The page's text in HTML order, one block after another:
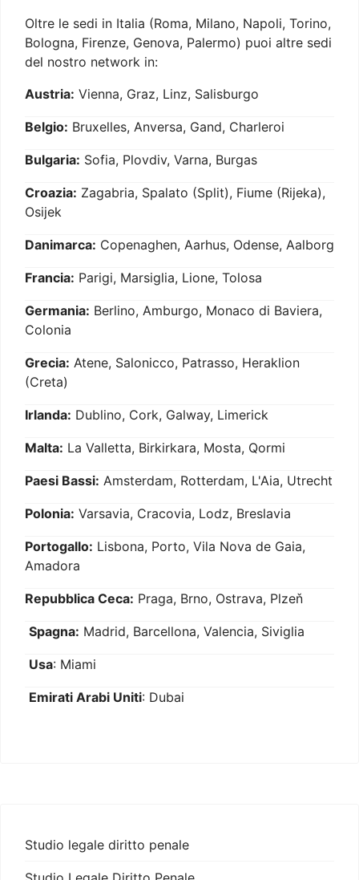
Oltre le sedi in Italia (Roma, Milano, Napoli, Torino,
Bologna, Firenze, Genova, Palermo) puoi altre sedi
del nostro network in:
Austria: Vienna, Graz, Linz, Salisburgo
Belgio: Bruxelles, Anversa, Gand, Charleroi
Bulgaria: Sofia, Plovdiv, Varna, Burgas
Croazia: Zagabria, Spalato (Split), Fiume (Rijeka),
Osijek
Danimarca: Copenaghen, Aarhus, Odense, Aalborg
Francia: Parigi, Marsiglia, Lione, Tolosa
Germania: Berlino, Amburgo, Monaco di Baviera,
Colonia
Grecia: Atene, Salonicco, Patrasso, Heraklion
(Creta)
Irlanda: Dublino, Cork, Galway, Limerick
Malta: La Valletta, Birkirkara, Mosta, Qormi
Paesi Bassi: Amsterdam, Rotterdam, L'Aia, Utrecht
Polonia: Varsavia, Cracovia, Lodz, Breslavia
Portogallo: Lisbona, Porto, Vila Nova de Gaia,
Amadora
Repubblica Ceca: Praga, Brno, Ostrava, Plzeň
Spagna: Madrid, Barcellona, Valencia, Siviglia
Usa: Miami
Emirati Arabi Uniti: Dubai
Studio legale diritto penale